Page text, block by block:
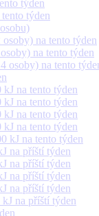
týden
týden
na tento týden
na tento týden
na tento
na tento týden
na tento týden
na tento týden
na tento týden
kJ na tento týden
na příští týden
na příští týden
na příští týden
na příští týden
na příští týden